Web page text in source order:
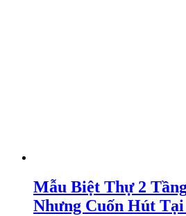
Mẫu Biệt Thự 2
Nhưng Cuốn Hút